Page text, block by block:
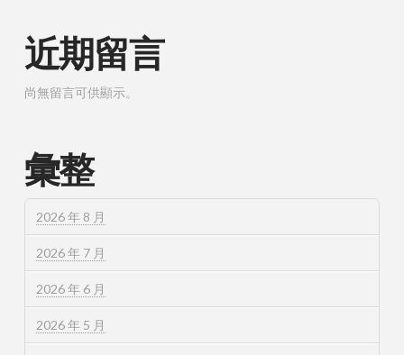
近期留言
尚無留言可供顯示。
彙整
2026 年 8 月
2026 年 7 月
2026 年 6 月
2026 年 5 月